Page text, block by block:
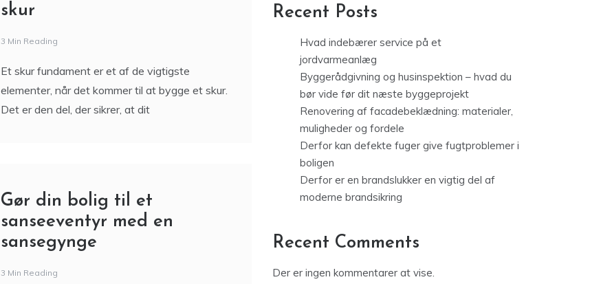
skur
3 Min Reading
Et skur fundament er et af de vigtigste
elementer, når det kommer til at bygge et skur.
Det er den del, der sikrer, at dit
Gør din bolig til et
sanseeventyr med en
sansegynge
3 Min Reading
Recent Posts
Hvad indebærer service på et
jordvarmeanlæg
Byggerådgivning og husinspektion – hvad du
bør vide før dit næste byggeprojekt
Renovering af facadebeklædning: materialer,
muligheder og fordele
Derfor kan defekte fuger give fugtproblemer i
boligen
Derfor er en brandslukker en vigtig del af
moderne brandsikring
Recent Comments
Der er ingen kommentarer at vise.